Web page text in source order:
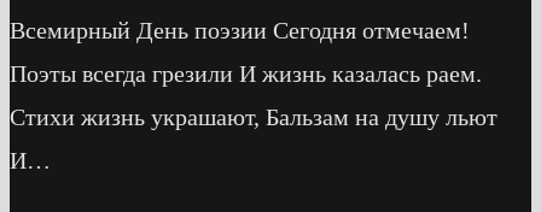
Всемирный День поэзии Сегодня отмечаем!
Поэты всегда грезили И жизнь казалась раем.
Стихи жизнь украшают, Бальзам на душу льют
И…